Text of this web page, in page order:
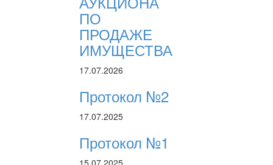
ПО
ПРОДАЖЕ
ИМУЩЕСТВА
17.07.2026
Протокол №2
17.07.2025
Протокол №1
15.07.2025